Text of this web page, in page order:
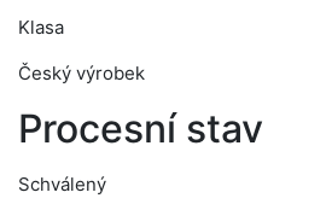
Klasa
Český výrobek
Procesní stav
Schválený